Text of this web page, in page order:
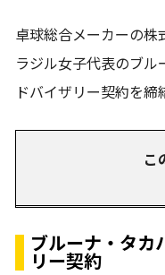
卓球総合メーカーの株
ラジル女子代表のブル
ドバイザリー契約を締
こ
ブルーナ・タカ
リー契約